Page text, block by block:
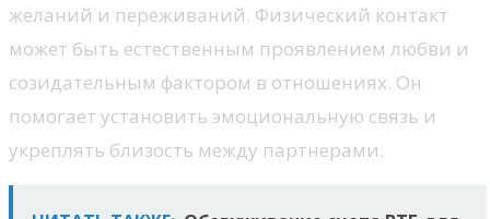
желаний и переживаний. Физический контакт
может быть естественным проявлением любви и
созидательным фактором в отношениях. Он
помогает установить эмоциональную связь и
укреплять близость между партнерами.